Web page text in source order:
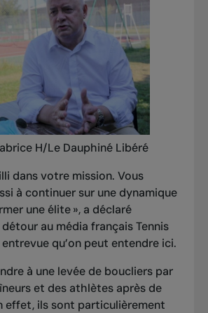
H/Le Dauphiné Libéré
dans votre mission. Vous
à continuer sur une dynamique
une élite », a déclaré
au média françaisTennis
qu’on peut entendre ici.
à une levée de boucliers par
et des athlètes après de
effet, ils sont particulièrement